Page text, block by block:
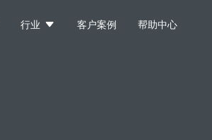
行业  客户案例 帮助中心